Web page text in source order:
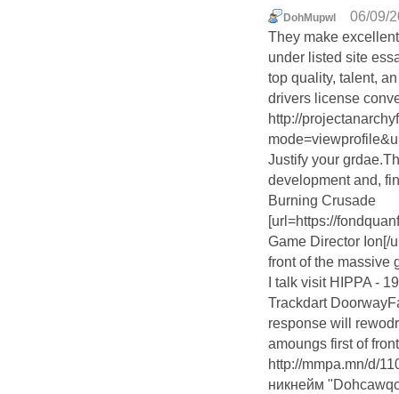
DohMupwl
06/09/
They make
under listed site
top quality, talent,
drivers license
http://
Justify your
development and,
Burning Crusade
[url=https://
Game Director Ion[/
front of the massive
I talk visit HIPPA -
Trackdart
response will
amoungs first of
http://mmpa.mn/d/
никнейм